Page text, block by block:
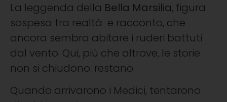
La leggenda della Bella Marsilia, figura
sospesa tra realtà e racconto, che
ancora sembra abitare i ruderi battuti
dal vento. Qui, più che altrove, le storie
non si chiudono: restano.
Quando arrivarono i Medici, tentarono